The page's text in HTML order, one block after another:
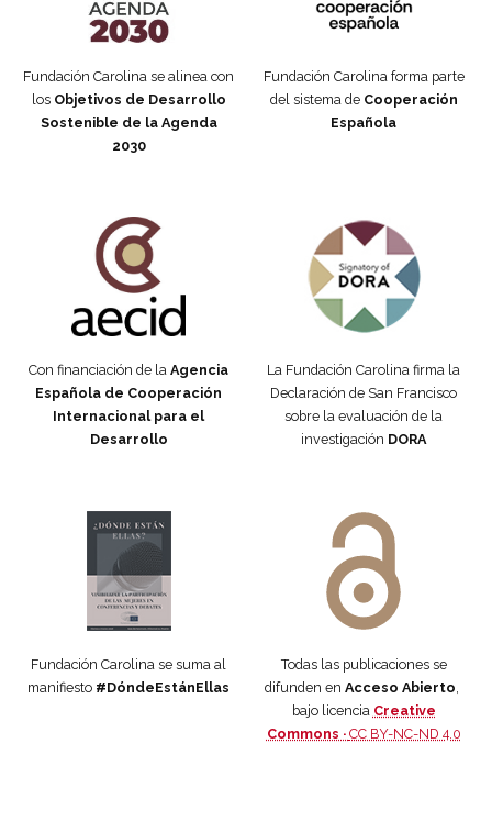
Fundación Carolina se alinea con
los Objetivos de Desarrollo
Sostenible de la Agenda
2030
Fundación Carolina forma parte
del sistema de Cooperación
Española
Con financiación de la Agencia
Española de Cooperación
Internacional para el
Desarrollo
La Fundación Carolina firma la
Declaración de San Francisco
sobre la evaluación de la
investigación DORA
Fundación Carolina se suma al
manifiesto #DóndeEstánEllas
Todas las publicaciones se
difunden en Acceso Abierto
bajo licencia Creative
Commons · CC BY-NC-ND 4.0